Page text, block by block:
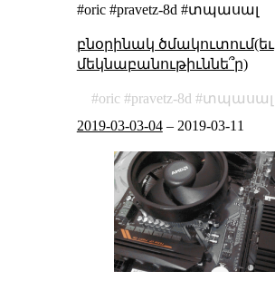
#oric #pravetz-8d #տպասալ
բնօրինակ ծմակուտում(եւ
մեկնաբանութիւննե՞ր)
oric pravetz-8d
տպասալ
2019-03-03-04– 2019-03-11